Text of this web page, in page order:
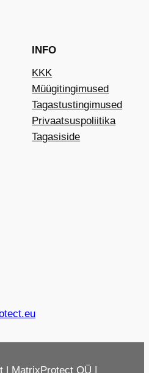
INFO
KKK
Müügitingimused
Tagastustingimused
Privaatsuspoliitika
Tagasiside
| MatrixProtect OÜ |